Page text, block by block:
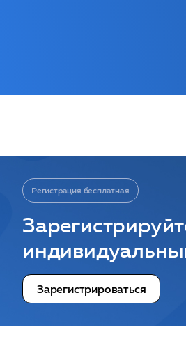
Регистрация бесплатная
Зарегистрироваться